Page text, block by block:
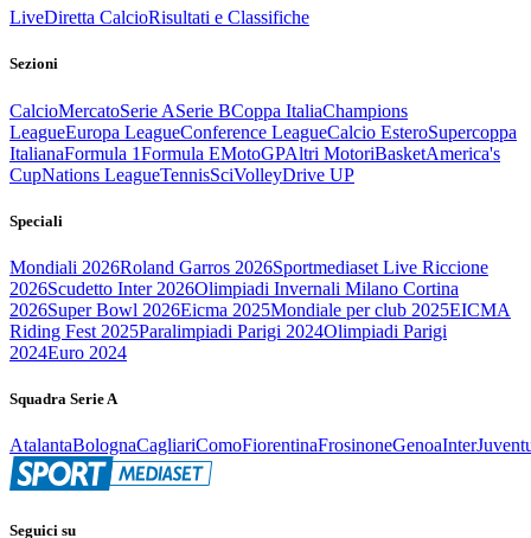
LiveDiretta CalcioRisultati e Classifiche
Sezioni
CalcioMercatoSerie ASerie BCoppa ItaliaChampions
LeagueEuropa LeagueConference LeagueCalcio EsteroSupercoppa
ItalianaFormula 1Formula EMotoGPAltri MotoriBasketAmerica's
CupNations LeagueTennisSciVolleyDrive UP
Speciali
Mondiali 2026Roland Garros 2026Sportmediaset Live Riccione
2026Scudetto Inter 2026Olimpiadi Invernali Milano Cortina
2026Super Bowl 2026Eicma 2025Mondiale per club 2025EICMA
Riding Fest 2025Paralimpiadi Parigi 2024Olimpiadi Parigi
2024Euro 2024
Squadra Serie A
AtalantaBolognaCagliariComoFiorentinaFrosinoneGenoaInter
Seguici su